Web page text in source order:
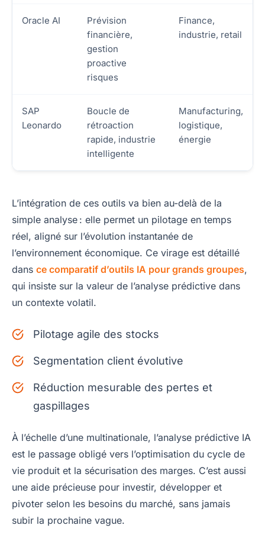
Oracle AI
Prévision
financière,
gestion
proactive
risques
Finance,
industrie, retail
SAP
Leonardo
Boucle de
rétroaction
rapide, industrie
intelligente
Manufacturing,
logistique,
énergie
L’intégration de ces outils va bien au-delà de la
simple analyse : elle permet un pilotage en temps
réel, aligné sur l’évolution instantanée de
l’environnement économique. Ce virage est détaillé
dans ce comparatif d’outils IA pour grands groupes,
qui insiste sur la valeur de l’analyse prédictive dans
un contexte volatil.
Pilotage agile des stocks
Segmentation client évolutive
Réduction mesurable des pertes et
gaspillages
À l’échelle d’une multinationale, l’analyse prédictive IA
est le passage obligé vers l’optimisation du cycle de
vie produit et la sécurisation des marges. C’est aussi
une aide précieuse pour investir, développer et
pivoter selon les besoins du marché, sans jamais
subir la prochaine vague.